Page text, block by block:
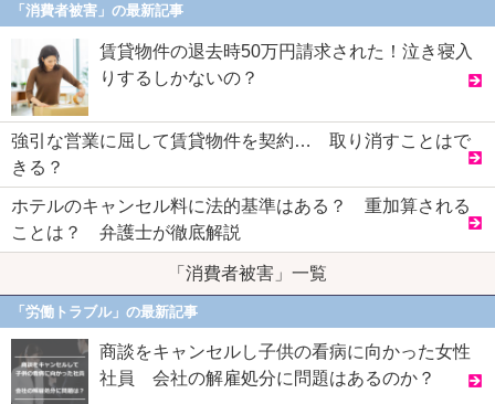
「消費者被害」の最新記事
賃貸物件の退去時50万円請求された！泣き寝入
りするしかないの？
強引な営業に屈して賃貸物件を契約… 取り消すことはで
きる？
ホテルのキャンセル料に法的基準はある？ 重加算される
ことは？ 弁護士が徹底解説
「消費者被害」一覧
「労働トラブル」の最新記事
商談をキャンセルし子供の看病に向かった女性
社員 会社の解雇処分に問題はあるのか？